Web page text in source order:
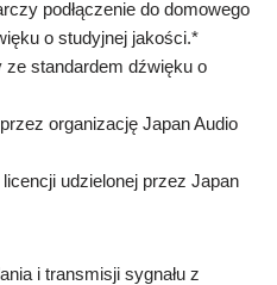
podłączenie do domowego
o studyjnej jakości.*
standardem dźwięku o
organizację Japan Audio
udzielonej przez Japan
i transmisji sygnału z